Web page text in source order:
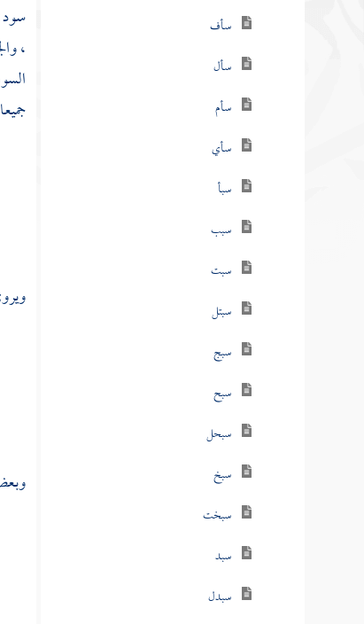
سأف
سأل
سأم
سأي
سبأ
سبب
سبت
سبتل
سبج
سبح
سبحل
سبخ
سبخت
سبد
سبدل
سود
،